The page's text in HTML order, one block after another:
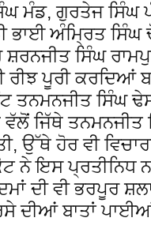
ਮੰਡ, ਗੁਰਤੇਜ
ਭਾਈ ਅੰਮ੍ਰਿਤ
ਸਿੰਘ
ਰੀਝ ਪੂਰੀ ਕਰਦਿਆਂ
ਤਨਮਨਜੀਤ ਸਿੰਘ
ਜਿੱਥੇ ਤਨਮਨਜੀਤ
ਉੱਥੇ ਹੋਰ ਵੀ
ਨੇ ਇਸ ਪ੍ਰਤੀਨਿਧ
ਦੀ ਵੀ ਭਰਪੂਰ
ਦੀਆਂ ਬਾਤਾਂ